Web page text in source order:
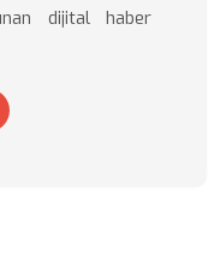
dijital haber